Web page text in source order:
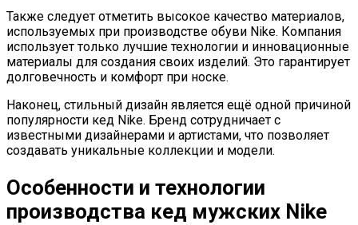
Также следует отметить высокое качество материалов,
используемых при производстве обуви Nike. Компания
использует только лучшие технологии и инновационные
материалы для создания своих изделий. Это гарантирует
долговечность и комфорт при носке.
Наконец, стильный дизайн является ещё одной причиной
популярности кед Nike. Бренд сотрудничает с
известными дизайнерами и артистами, что позволяет
создавать уникальные коллекции и модели.
Особенности и технологии
производства кед мужских Nike